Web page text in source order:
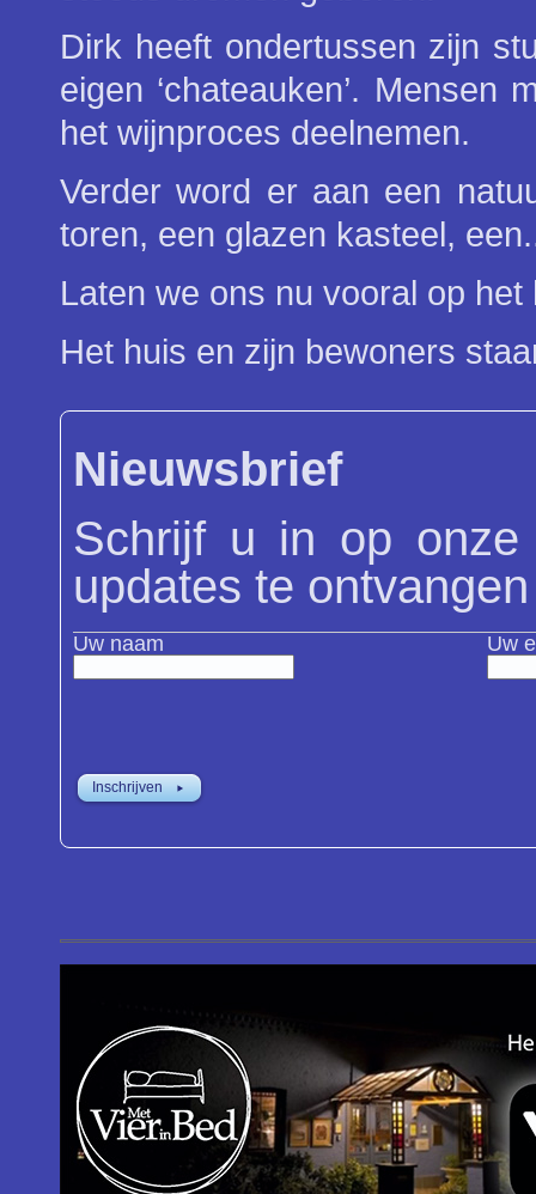
Dirk heeft ondertussen zijn
eigen ‘chateauken’. Mensen
het wijnproces deelnemen.
Verder word er aan een
toren, een glazen kasteel,
Laten we ons nu vooral op
Het huis en zijn bewoners
Nieuwsbrief
Schrijf u in op onze
updates te
Uw naam Uw
Inschrijven